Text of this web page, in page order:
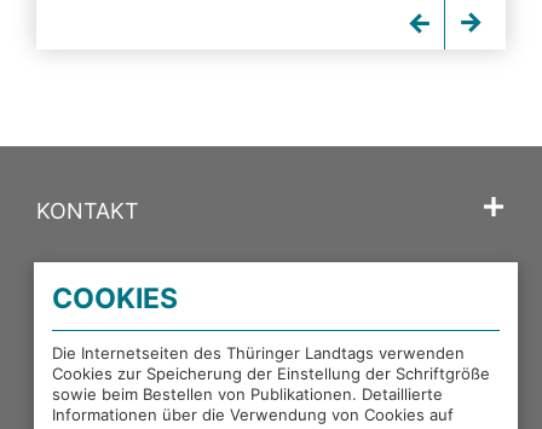
KONTAKT
PORTALE DES THÜRINGER LANDTAGS
EXTERNE LINKS
COOKIES
Die Internetseiten des Thüringer Landtags verwenden
Cookies zur Speicherung der Einstellung der Schriftgröße
sowie beim Bestellen von Publikationen. Detaillierte
Informationen über die Verwendung von Cookies auf